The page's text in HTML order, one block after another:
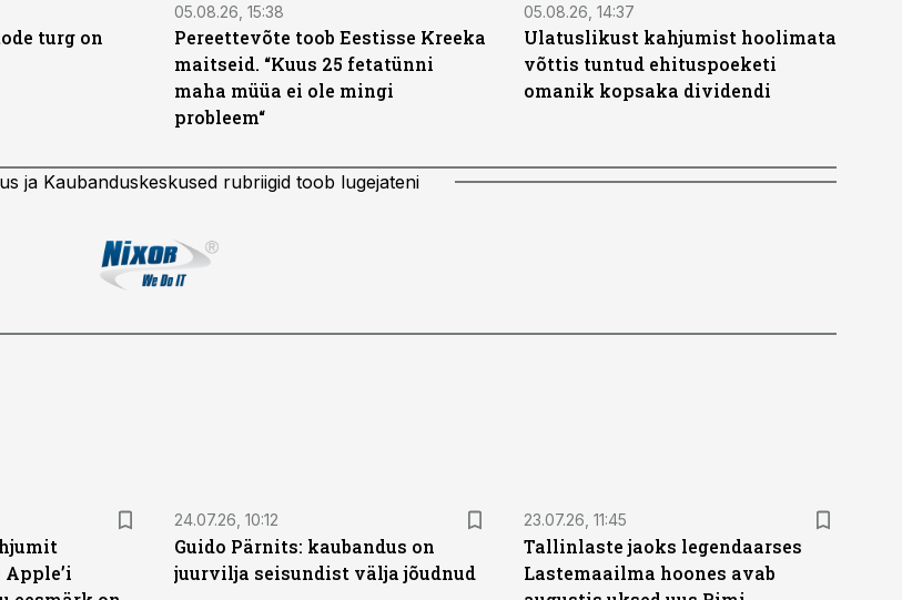
turg on
05.08.26, 15:38
Pereettevõte toob Eestisse Kreeka
maitseid. “Kuus 25 fetatünni
maha müüa ei ole mingi
probleem“
05.08.26, 14:37
Ulatuslikust kahjumist hoolimata
võttis tuntud ehituspoeketi
omanik kopsaka dividendi
ja Kaubanduskeskused rubriigid toob lugejateni
24.07.26, 10:12
Guido Pärnits: kaubandus on
juurvilja seisundist välja jõudnud
23.07.26, 11:45
Tallinlaste jaoks legendaarses
Lastemaailma hoones avab